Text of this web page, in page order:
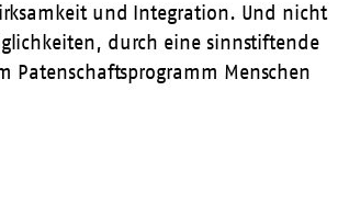
und Integration. Und nicht
durch eine sinnstiftende
Patenschaftsprogramm Menschen